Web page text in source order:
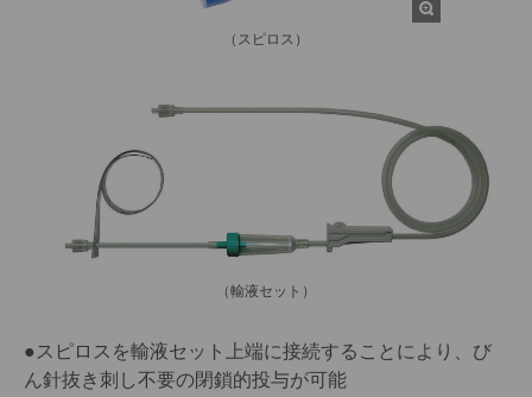
（スピロス）
（輸液セット）
●スピロスを輸液セット上端に接続することにより、び
ん針抜き刺し不要の閉鎖的投与が可能